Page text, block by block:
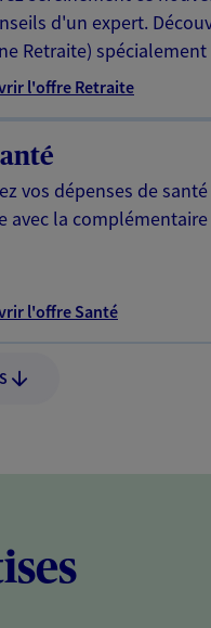
d'un expert.
Retraite)
l'offre Retraite
vos dépenses de
avec la
l'offre Santé